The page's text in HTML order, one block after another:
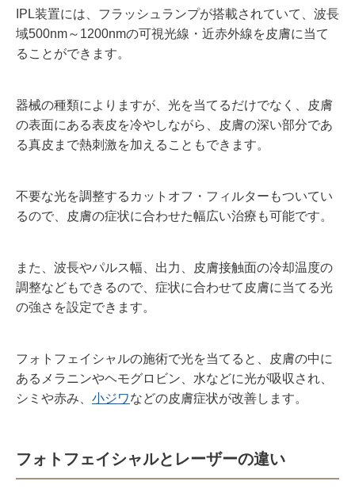
IPL装置には、フラッシュランプが搭載されていて、波長
域500nm～ 1200nmの可視光線・近赤外線を皮膚に当て
ることができます。
器械の種類によりますが、光を当てるだけでなく、皮膚
の表面にある表皮を冷やしながら、皮膚の深い部分であ
る真皮まで熱刺激を加えることもできます。
不要な光を調整するカットオフ・フィルターもついてい
るので、皮膚の症状に合わせた幅広い治療も可能です。
また、波長やパルス幅、出力、皮膚接触面の冷却温度の
調整などもできるので、症状に合わせて皮膚に当てる光
の強さを設定できます。
フォトフェイシャルの施術で光を当てると、皮膚の中に
あるメラニンやヘモグロビン、水などに光が吸収され、
シミや赤み、 小ジワなどの皮膚症状が改善します。
フォトフェイシャルとレーザーの違い